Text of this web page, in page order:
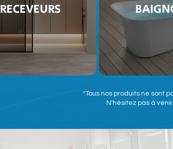
RECEVEURS
*Tous nos produits ne sont
N'hésitez pas à